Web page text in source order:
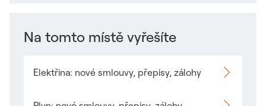
Na tomto místě vyřešíte
Elektřina: nové smlouvy, přepisy, zálohy
Odkaz se otevře v novém okně